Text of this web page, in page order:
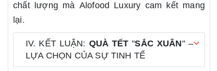
chất lượng mà Alofood Luxury cam kết mang
lại.
IV. KẾT LUẬN: QUÀ TẾT "SẮC XUÂN" –
LỰA CHỌN CỦA SỰ TINH TẾ